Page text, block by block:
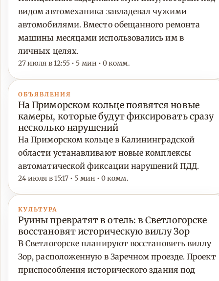
видом автомеханика завладевал чужими
автомобилями. Вместо обещанного ремонта
машины месяцами использовались им в
личных целях.
27 июля в 12:55 • 5 мин • 0 комм.
ОБЪЯВЛЕНИЯ
На Приморском кольце появятся новые
камеры, которые будут фиксировать сразу
несколько нарушений
На Приморском кольце в Калининградской
области устанавливают новые комплексы
автоматической фиксации нарушений ПДД.
24 июля в 15:17 • 5 мин • 0 комм.
КУЛЬТУРА
Руины превратят в отель: в Светлогорске
восстановят историческую виллу Зор
В Светлогорске планируют восстановить виллу
Зор, расположенную в Заречном проезде. Проект
приспособления исторического здания под